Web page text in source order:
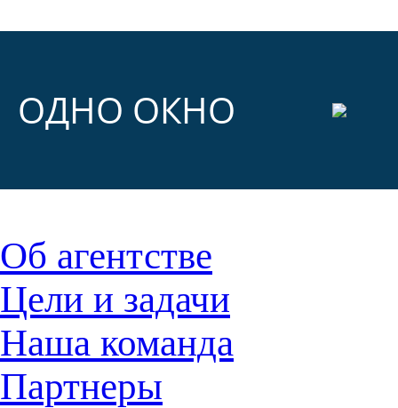
ОДНО ОКНО
Об агентстве
Цели и задачи
Наша команда
Партнеры